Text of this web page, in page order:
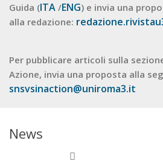
Guida (ITA /ENG) e invia una
alla redazione:
Per pubblicare articoli sulla
Azione, invia una proposta alla
snsvsinaction@uniroma3.it
News